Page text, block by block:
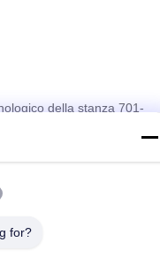
della stanza 701-
Co.,Ltd Tutti. Tutti
for?